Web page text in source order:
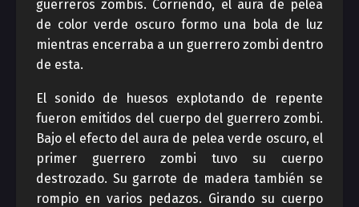
guerreros zombis. Corriendo, el aura de pelea
de color verde oscuro formo una bola de luz
mientras encerraba a un guerrero zombi dentro
de esta.
El sonido de huesos explotando de repente
fueron emitidos del cuerpo del guerrero zombi.
Bajo el efecto del aura de pelea verde oscuro, el
primer guerrero zombi tuvo su cuerpo
destrozado. Su garrote de madera también se
rompio en varios pedazos. Girando su cuerpo